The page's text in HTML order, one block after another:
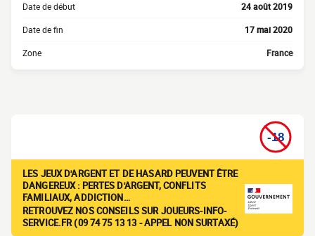
Date de début 24 août 2019
Date de fin 17 mai 2020
Zone France
LES JEUX D'ARGENT ET DE HASARD PEUVENT ÊTRE
DANGEREUX : PERTES D'ARGENT, CONFLITS
FAMILIAUX, ADDICTION…
RETROUVEZ NOS CONSEILS SUR JOUEURS-INFO-
SERVICE.FR (09 74 75 13 13 - APPEL NON SURTAXÉ)